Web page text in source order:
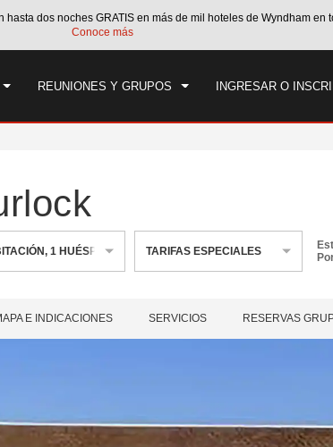
hasta dos noches GRATIS en más de mil hoteles de Wyndham en
Conoce más
REUNIONES Y GRUPOS INGRESAR O
CHECK OUT
DOM, 09 AGO 2026
,1 HUÉSPED TARIFAS ESPECIALES
E INDICACIONES SERVICIOS RESERVAS